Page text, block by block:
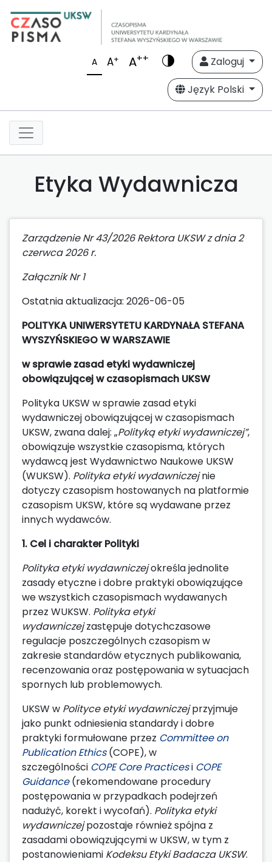
A A+ A++
Zaloguj
Język Polski
Etyka Wydawnicza
Zarządzenie Nr 43/2026 Rektora UKSW z dnia 2
czerwca 2026 r.
Załącznik Nr 1
Ostatnia aktualizacja: 2026-06-05
POLITYKAUNIWERSYTETU KARDYNAŁA STEFANA
WYSZYŃSKIEGO W WARSZAWIE
w sprawie zasad etyki wydawniczej
obowiązującej w czasopismach UKSW
Polityka UKSW w sprawie zasad etyki
wydawniczej obowiązującej w czasopismach
UKSW, zwana dalej: „Polityką etyki wydawniczej”,
obowiązuje wszystkie czasopisma, których
wydawcą jest Wydawnictwo Naukowe UKSW
(WUKSW). Polityka etyki wydawniczejnie
dotyczy czasopism hostowanych na platformie
czasopism UKSW, które są wydawane przez
innych wydawców.
1. Cel i charakter Polityki
Polityka etyki wydawniczejokreśla jednolite
zasady etyczne i dobre praktyki obowiązujące
we wszystkich czasopismach wydawanych
przez WUKSW. Polityka etyki
wydawniczejzastępuje dotychczasowe
regulacje poszczególnych czasopism w
zakresie standardów etycznych publikowania,
recenzowania oraz postępowania w sytuacjach
spornych lub problemowych.
UKSW w Polityce etyki wydawniczejprzyjmuje
jako punkt odniesienia standardy i dobre
praktyki formułowane przez Committee on
Publication Ethics(COPE), w
szczególności COPE Core Practicesi COPE
Guidance(rekomendowane procedury
postępowania w przypadkach podejrzeń
nadużyć, korekt i wycofań). Polityka etyki
wydawniczejpozostaje również spójna z
zasadami obowiązującymi w UKSW, w tym z
postanowieniami Kodeksu Etyki Badacza UKSW.